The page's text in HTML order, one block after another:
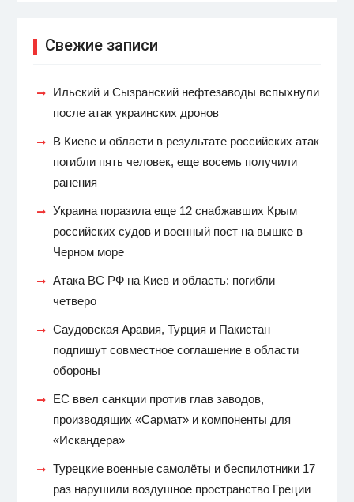
Свежие записи
Ильский и Сызранский нефтезаводы вспыхнули
после атак украинских дронов
В Киеве и области в результате российских атак
погибли пять человек, еще восемь получили
ранения
Украина поразила еще 12 снабжавших Крым
российских судов и военный пост на вышке в
Черном море
Атака ВС РФ на Киев и область: погибли
четверо
Саудовская Аравия, Турция и Пакистан
подпишут совместное соглашение в области
обороны
ЕС ввел санкции против глав заводов,
производящих «Сармат» и компоненты для
«Искандера»
Турецкие военные самолёты и беспилотники 17
раз нарушили воздушное пространство Греции